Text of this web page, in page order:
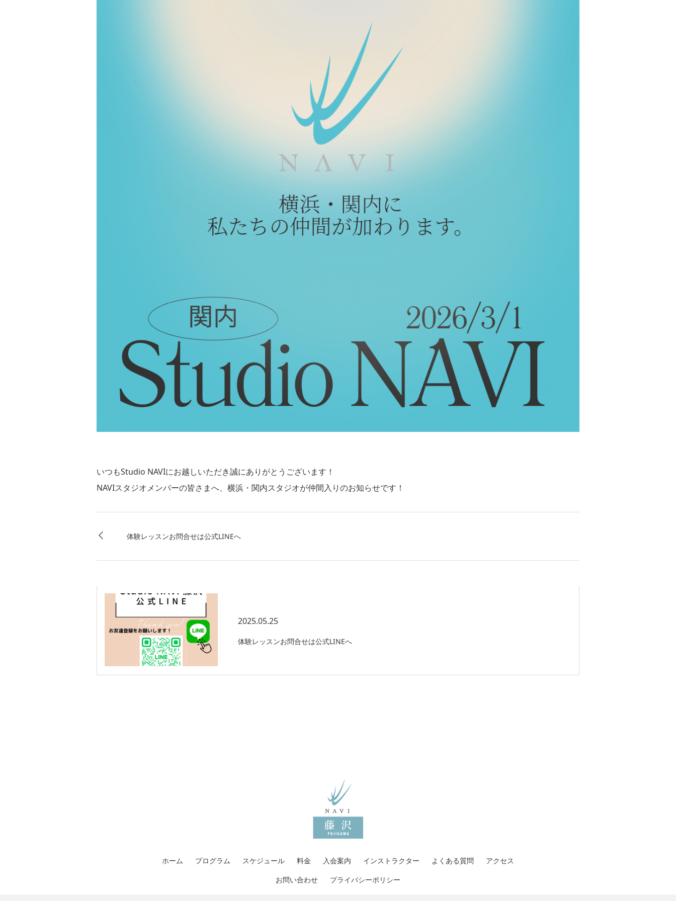
いつもStudio NAVIにお越しいただき誠にありがとうございます！
NAVIスタジオメンバーの皆さまへ、横浜・関内スタジオが仲間入りのお知らせです！
体験レッスンお問合せは公式LINEへ
2025.05.25
体験レッスンお問合せは公式LINEへ
ホーム プログラム スケジュール 料金 入会案内 インストラクター よくある質問 アクセス
お問い合わせ プライバシーポリシー